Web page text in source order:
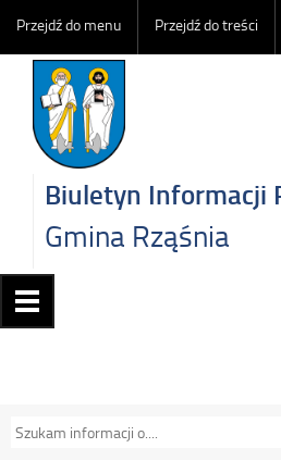
Przejdź do menu Przejdź do treści
Biuletyn Informacji
Gmina Rząśnia